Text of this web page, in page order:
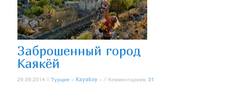
Заброшенный город
Каякёй
29.09.2014 //Турция »Kayakoy » // Комментариев:31